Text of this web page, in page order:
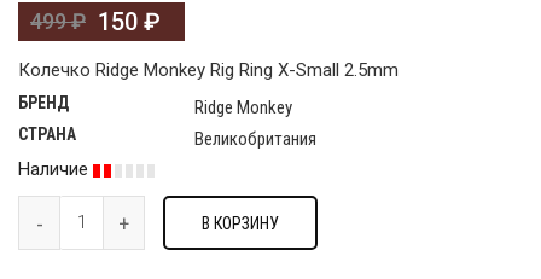
499₽ 150 ₽
Колечко Ridge Monkey Rig Ring X-Small 2.5mm
БРЕНД Ridge Monkey
СТРАНА
Великобритания
Наличие
В КОРЗИНУ